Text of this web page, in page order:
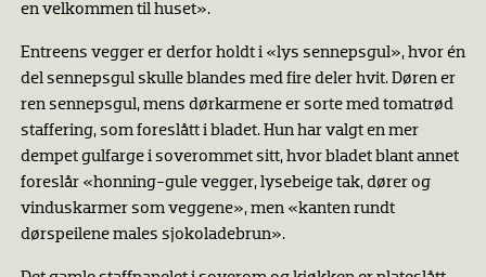
en velkommen til huset».
Entreens vegger er derfor holdt i «lys sennepsgul», hvor én
del sennepsgul skulle blandes med fire deler hvit. Døren er
ren sennepsgul, mens dørkarmene er sorte med tomatrød
staffering, som foreslått i bladet. Hun har valgt en mer
dempet gulfarge i soverommet sitt, hvor bladet blant annet
foreslår «honning-gule vegger, lysebeige tak, dører og
vinduskarmer som veggene», men «kanten rundt
dørspeilene males sjokoladebrun».